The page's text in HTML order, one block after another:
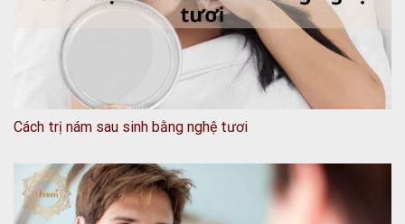
Cách trị nám sau sinh bằng nghệ tươi